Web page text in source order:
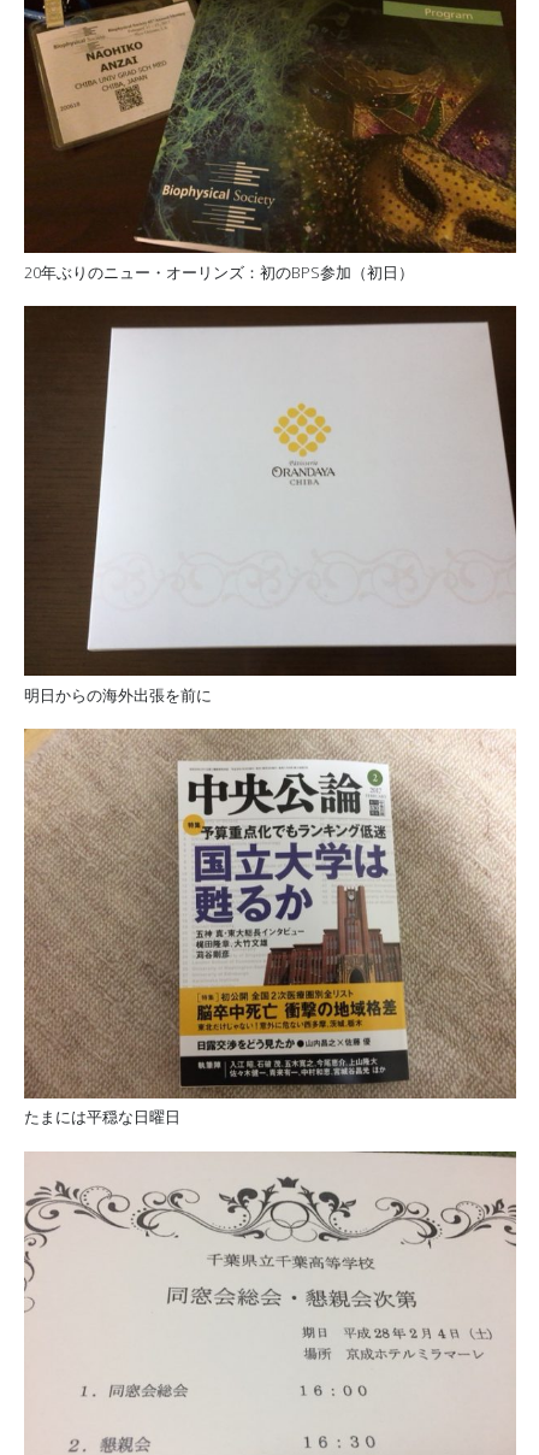
20年ぶりのニュー・オーリンズ：初のBPS参加（初日）
明日からの海外出張を前に
たまには平穏な日曜日